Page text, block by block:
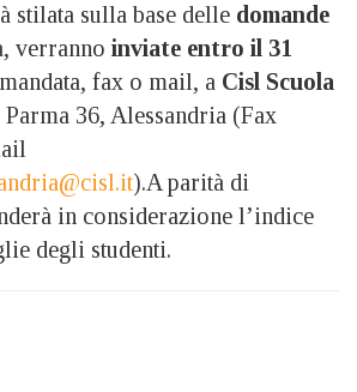
stilata sulla base delle domande
verranno inviate entro il 31
fax o mail, a Cisl Scuola
Parma 36, Alessandria (Fax
).A parità di
in considerazione l’indice
degli studenti.